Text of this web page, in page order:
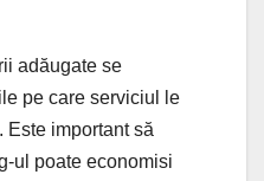
adăugate se
pe care serviciul le
Este important să
ul poate economisi